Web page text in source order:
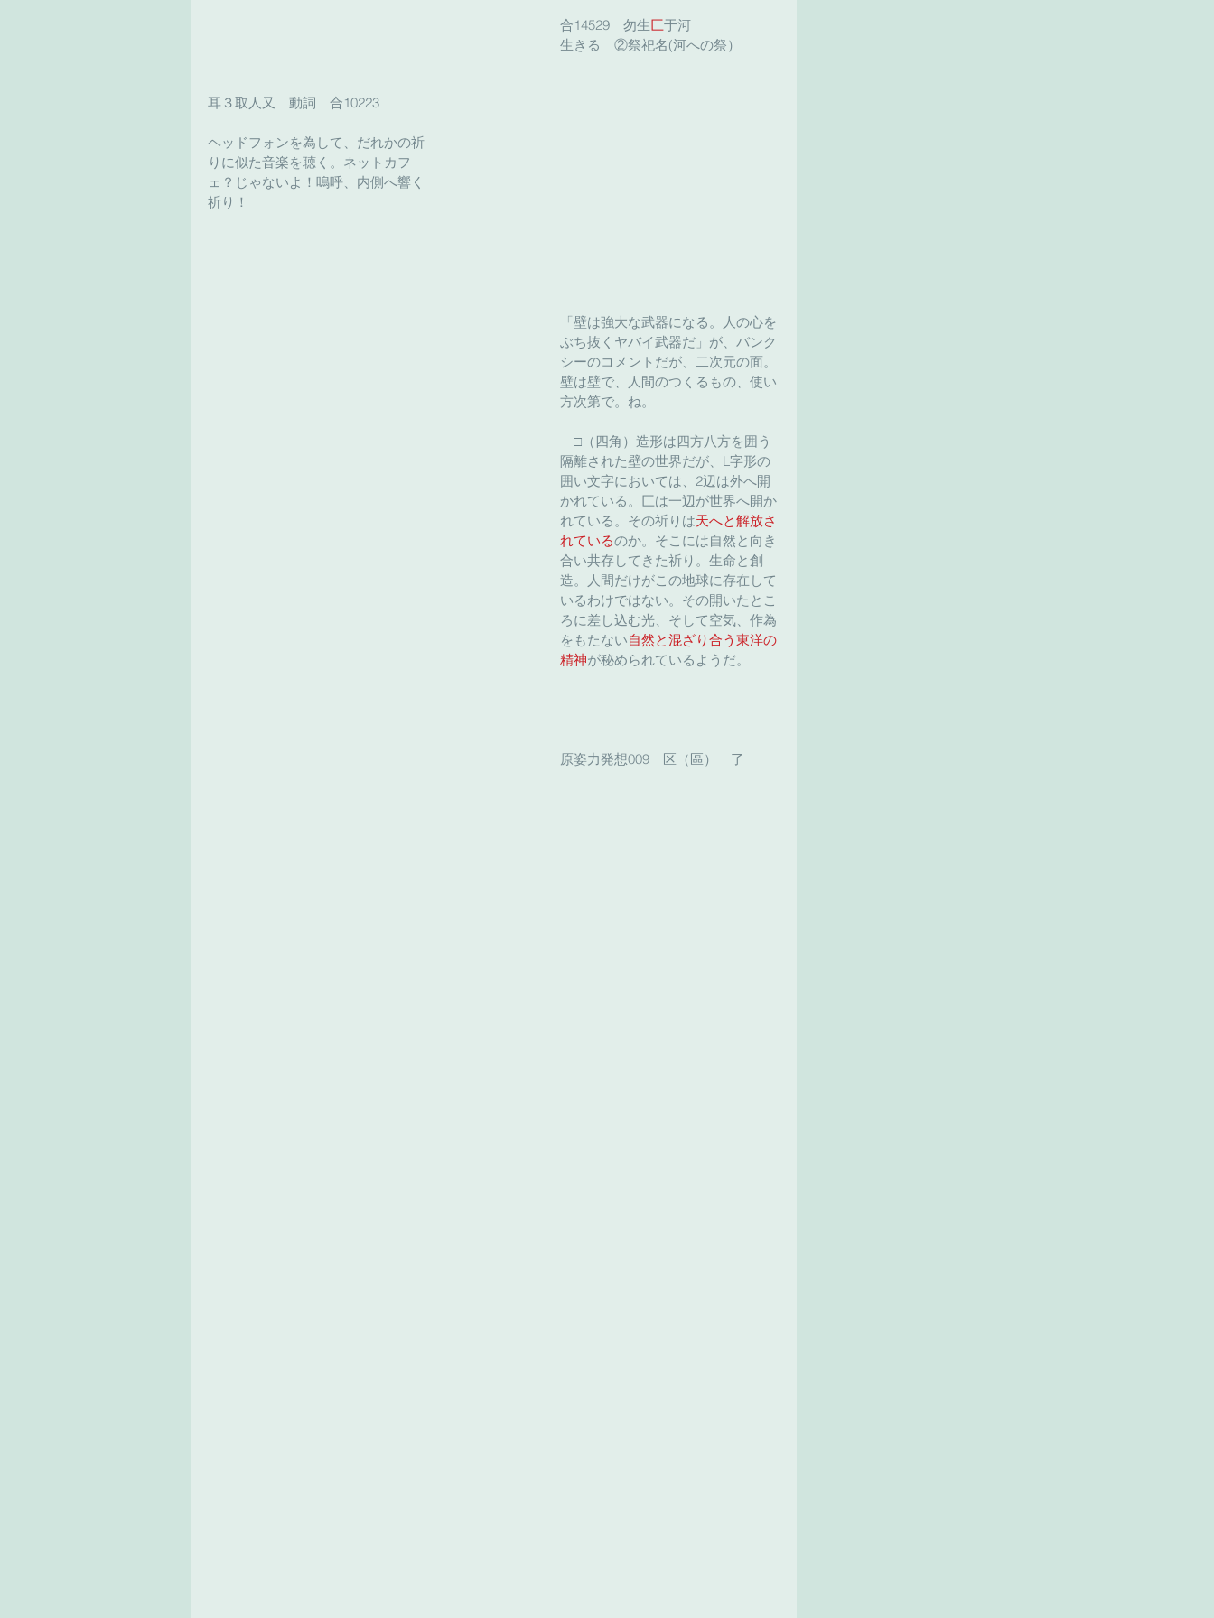
合14529　勿生匚于河
生きる　②祭祀名(河への祭）
耳３取人又　動詞　合10223
ヘッドフォンを為して、だれかの祈
りに似た音楽を聴く。ネットカフ
ェ？じゃないよ！嗚呼、内側へ響く
祈り！
「壁は強大な武器になる。人の心を
ぶち抜くヤバイ武器だ」が、バンク
シーのコメントだが、二次元の面。
壁は壁で、人間のつくるもの、使い
方次第で。ね。
□（四角）造形は四方八方を囲う
隔離された壁の世界だが、L字形の
囲い文字においては、2辺は外へ開
かれている。匚は一辺が世界へ開か
れている。その祈りは天へと解放さ
れているのか。そこには自然と向き
合い共存してきた祈り。生命と創
造。人間だけがこの地球に存在して
いるわけではない。その開いたとこ
ろに差し込む光、そして空気、作為
をもたない自然と混ざり合う東洋の
精神が秘められているようだ。
原姿力発想009　区（區）　了